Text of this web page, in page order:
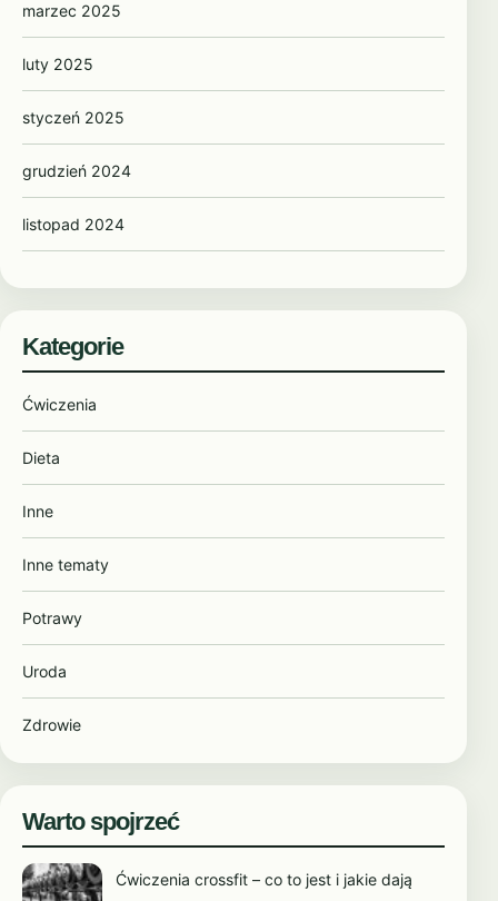
marzec 2025
luty 2025
styczeń 2025
grudzień 2024
listopad 2024
lipiec 2024
czerwiec 2024
kwiecień 2024
luty 2024
styczeń 2024
grudzień 2023
październik 2023
wrzesień 2023
Kategorie
Ćwiczenia
Dieta
Inne
Inne tematy
Potrawy
Uroda
Zdrowie
Warto spojrzeć
Ćwiczenia crossfit – co to jest i jakie dają